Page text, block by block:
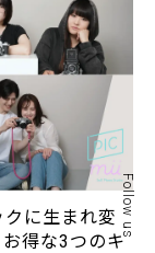
Follow us
に生まれ変
得な3つのキ